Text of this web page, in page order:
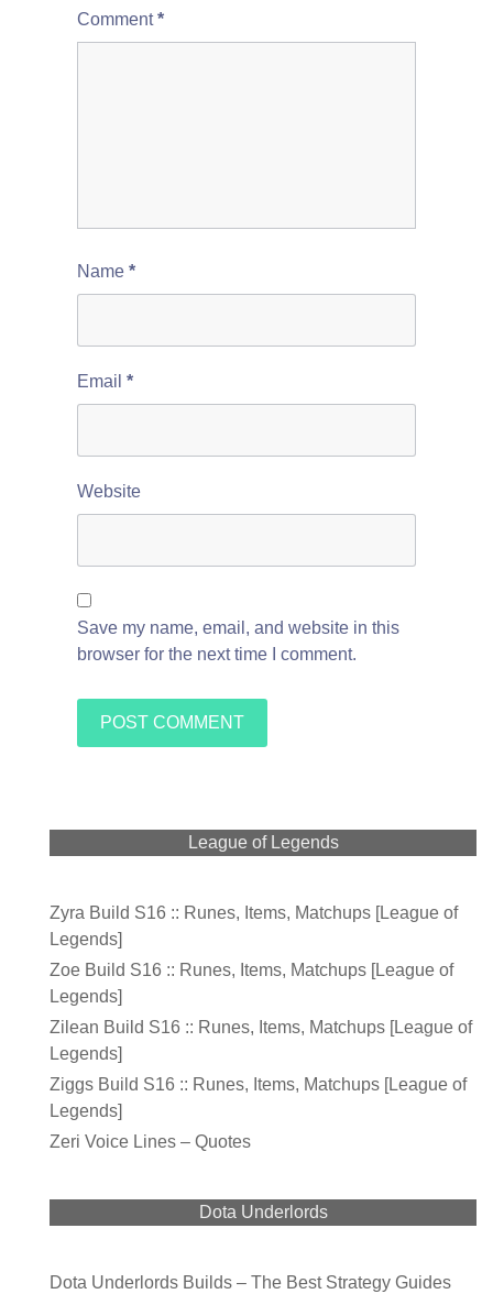
Comment*
Name *
Email *
Website
Save my name, email, and website in this
browser for the next time I comment.
League of Legends
Zyra Build S16 :: Runes, Items, Matchups [League of
Legends]
Zoe Build S16 :: Runes, Items, Matchups [League of
Legends]
Zilean Build S16 :: Runes, Items, Matchups [League of
Legends]
Ziggs Build S16 :: Runes, Items, Matchups [League of
Legends]
Zeri Voice Lines – Quotes
Dota Underlords
Dota Underlords Builds – The Best Strategy Guides